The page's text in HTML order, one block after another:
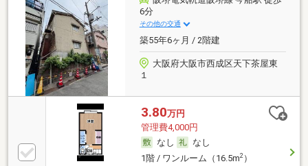
6分
その他の交通
築55年6ヶ月 / 2階建
大阪府大阪市西成区天下茶屋東
１
3.80万円
管理費4,000円
なし
なし
1階 / ワンルーム（16.5m2）